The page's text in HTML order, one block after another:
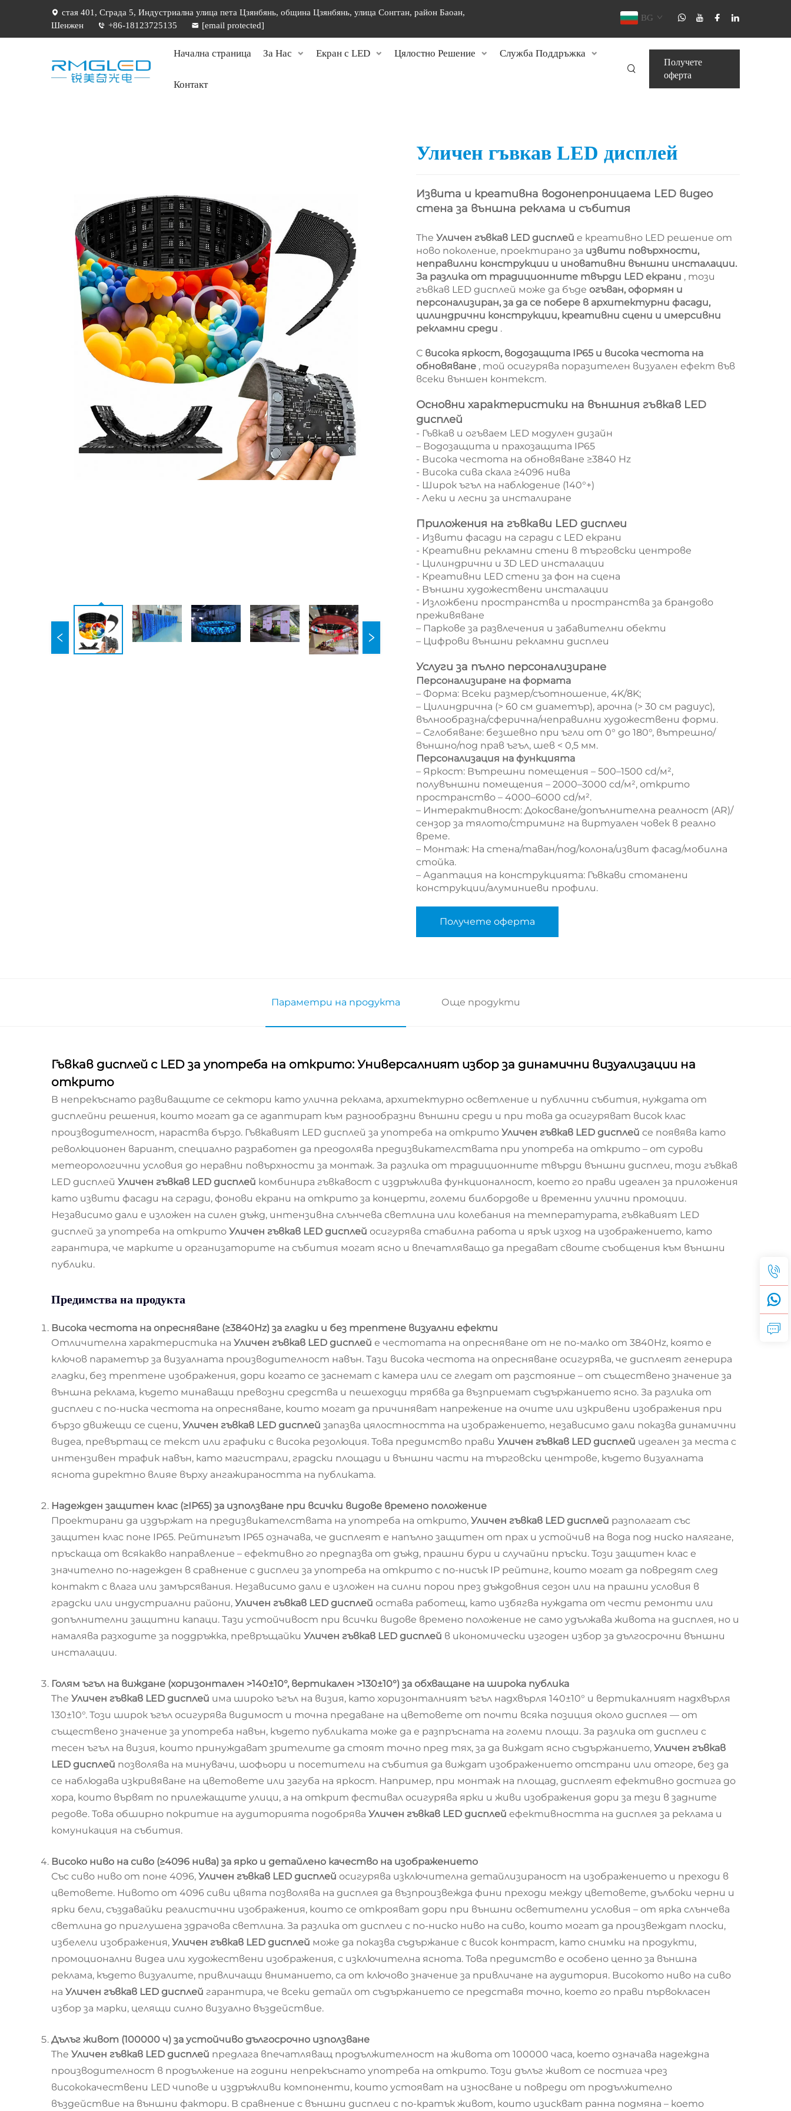
стая 401, Сграда 5, Индустриална улица пета Цзянбянь, община Цзянбянь, улица Сонгган, район Баоан,
Шенжен
+86-18123725135 [email protected]
BG
Начална страница За Нас Екран с LED Цялостно Решение Служба Поддръжка
Контакт
Получете
оферта
Уличен гъвкав LED дисплей
Извита и креативна водонепроницаема LED видео
стена за външна реклама и събития
TheУличен гъвкав LED дисплейе креативно LED решение от
ново поколение, проектирано за извити повърхности,
неправилни конструкции и иновативни външни инсталации.
За разлика от традиционните твърди LED екрани , този
гъвкав LED дисплей може да бъдеогъван, оформян и
персонализиран, за да се побере в архитектурни фасади,
цилиндрични конструкции, креативни сцени и имерсивни
рекламни среди .
С висока яркост, водозащита IP65 и висока честота на
обновяване , той осигурява поразителен визуален ефект във
всеки външен контекст.
Основни характеристики на външния гъвкав LED
дисплей
- Гъвкав и огъваем LED модулен дизайн
– Водозащита и прахозащита IP65
- Висока честота на обновяване ≥3840 Hz
- Висока сива скала ≥4096 нива
- Широк ъгъл на наблюдение (140°+)
- Леки и лесни за инсталиране
Приложения на гъвкави LED дисплеи
- Извити фасади на сгради с LED екрани
- Креативни рекламни стени в търговски центрове
- Цилиндрични и 3D LED инсталации
- Креативни LED стени за фон на сцена
- Външни художествени инсталации
- Изложбени пространства и пространства за брандово
преживяване
– Паркове за развлечения и забавителни обекти
– Цифрови външни рекламни дисплеи
Услуги за пълно персонализиране
Персонализиране на формата
– Форма: Всеки размер/съотношение, 4K/8K;
– Цилиндрична (> 60 см диаметър), арочна (> 30 см радиус),
вълнообразна/сферична/неправилни художествени форми.
– Сглобяване: безшевно при ъгли от 0° до 180°, вътрешно/
външно/под прав ъгъл, шев < 0,5 мм.
Персонализация на функцията
– Яркост: Вътрешни помещения – 500–1500 cd/м²,
полувъншни помещения – 2000–3000 cd/м², открито
пространство – 4000–6000 cd/м².
– Интерактивност: Докосване/допълнителна реалност (AR)/
сензор за тялото/стриминг на виртуален човек в реално
време.
– Монтаж: На стена/таван/под/колона/извит фасад/мобилна
стойка.
– Адаптация на конструкцията: Гъвкави стоманени
конструкции/алуминиеви профили.
Получете оферта
Параметри на продукта Още продукти
Гъвкав дисплей с LED за употреба на открито: Универсалният избор за динамични визуализации на
открито
В непрекъснато развиващите се сектори като улична реклама, архитектурно осветление и публични събития, нуждата от
дисплейни решения, които могат да се адаптират към разнообразни външни среди и при това да осигуряват висок клас
производителност, нараства бързо. Гъвкавият LED дисплей за употреба на открито Уличен гъвкав LED дисплей се появява като
революционен вариант, специално разработен да преодолява предизвикателствата при употреба на открито – от сурови
метеорологични условия до неравни повърхности за монтаж. За разлика от традиционните твърди външни дисплеи, този гъвкав
LED дисплей Уличен гъвкав LED дисплей комбинира гъвкавост с издръжлива функционалност, което го прави идеален за приложения
като извити фасади на сгради, фонови екрани на открито за концерти, големи билбордове и временни улични промоции.
Независимо дали е изложен на силен дъжд, интензивна слънчева светлина или колебания на температурата, гъвкавият LED
дисплей за употреба на открито Уличен гъвкав LED дисплей осигурява стабилна работа и ярък изход на изображението, като
гарантира, че марките и организаторите на събития могат ясно и впечатляващо да предават своите съобщения към външни
публики.
Предимства на продукта
Висока честота на опресняване (≥3840Hz) за гладки и без трептене визуални ефекти
Отличителна характеристика на Уличен гъвкав LED дисплей е честотата на опресняване от не по-малко от 3840Hz, която е
ключов параметър за визуалната производителност навън. Тази висока честота на опресняване осигурява, че дисплеят генерира
гладки, без трептене изображения, дори когато се заснемат с камера или се гледат от разстояние – от съществено значение за
външна реклама, където минаващи превозни средства и пешеходци трябва да възприемат съдържанието ясно. За разлика от
дисплеи с по-ниска честота на опресняване, които могат да причиняват напрежение на очите или изкривени изображения при
бързо движещи се сцени, Уличен гъвкав LED дисплей запазва цялостността на изображението, независимо дали показва динамични
видеа, превъртащ се текст или графики с висока резолюция. Това предимство прави Уличен гъвкав LED дисплей идеален за места с
интензивен трафик навън, като магистрали, градски площади и външни части на търговски центрове, където визуалната
яснота директно влияе върху ангажираността на публиката.
Надежден защитен клас (≥IP65) за използване при всички видове времено положение
Проектирани да издържат на предизвикателствата на употреба на открито, Уличен гъвкав LED дисплей разполагат със
защитен клас поне IP65. Рейтингът IP65 означава, че дисплеят е напълно защитен от прах и устойчив на вода под ниско налягане,
пръскаща от всякакво направление – ефективно го предпазва от дъжд, прашни бури и случайни пръски. Този защитен клас е
значително по-надежден в сравнение с дисплеи за употреба на открито с по-нисък IP рейтинг, които могат да повредят след
контакт с влага или замърсявания. Независимо дали е изложен на силни порои през дъждовния сезон или на прашни условия в
градски или индустриални райони, Уличен гъвкав LED дисплей остава работещ, като избягва нуждата от чести ремонти или
допълнителни защитни капаци. Тази устойчивост при всички видове времено положение не само удължава живота на дисплея, но и
намалява разходите за поддръжка, превръщайки Уличен гъвкав LED дисплей в икономически изгоден избор за дългосрочни външни
инсталации.
Голям ъгъл на виждане (хоризонтален >140±10°, вертикален >130±10°) за обхващане на широка публика
The Уличен гъвкав LED дисплей има широко ъгъл на визия, като хоризонталният ъгъл надхвърля 140±10° и вертикалният надхвърля
130±10°. Този широк ъгъл осигурява видимост и точна предаване на цветовете от почти всяка позиция около дисплея — от
съществено значение за употреба навън, където публиката може да е разпръсната на големи площи. За разлика от дисплеи с
тесен ъгъл на визия, които принуждават зрителите да стоят точно пред тях, за да виждат ясно съдържанието, Уличен гъвкав
LED дисплей позволява на минувачи, шофьори и посетители на събития да виждат изображението отстрани или отгоре, без да
се наблюдава изкривяване на цветовете или загуба на яркост. Например, при монтаж на площад, дисплеят ефективно достига до
хора, които вървят по прилежащите улици, а на открит фестивал осигурява ярки и живи изображения дори за тези в задните
редове. Това обширно покритие на аудиторията подобрява Уличен гъвкав LED дисплей ефективността на дисплея за реклама и
комуникация на събития.
Високо ниво на сиво (≥4096 нива) за ярко и детайленo качество на изображението
Със сиво ниво от поне 4096, Уличен гъвкав LED дисплей осигурява изключителна детайлизираност на изображението и преходи в
цветовете. Нивото от 4096 сиви цвята позволява на дисплея да възпроизвежда фини преходи между цветовете, дълбоки черни и
ярки бели, създавайки реалистични изображения, които се открояват дори при външни осветителни условия – от ярка слънчева
светлина до приглушена здрачова светлина. За разлика от дисплеи с по-ниско ниво на сиво, които могат да произвеждат плоски,
избелели изображения, Уличен гъвкав LED дисплей може да показва съдържание с висок контраст, като снимки на продукти,
промоционални видеа или художествени изображения, с изключителна яснота. Това предимство е особено ценно за външна
реклама, където визуалите, привличащи вниманието, са от ключово значение за привличане на аудитория. Високото ниво на сиво
на Уличен гъвкав LED дисплей гарантира, че всеки детайл от съдържанието се представя точно, което го прави първокласен
избор за марки, целящи силно визуално въздействие.
Дълъг живот (100000 ч) за устойчиво дългосрочно използване
The Уличен гъвкав LED дисплей предлага впечатляващ продължителност на живота от 100000 часа, което означава надеждна
производителност в продължение на години непрекъснато употреба на открито. Този дълъг живот се постига чрез
висококачествени LED чипове и издръжливи компоненти, които устояват на износване и повреди от продължително
въздействие на външни фактори. В сравнение с външни дисплеи с по-кратък живот, които изискват ранна подмяна – което